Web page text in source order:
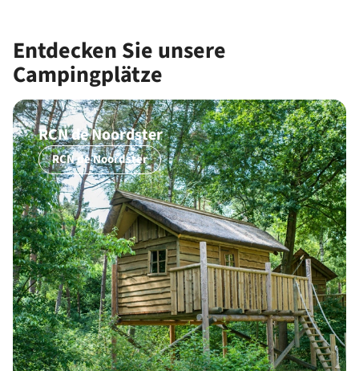
Entdecken Sie unsere
Campingplätze
RCN de Noordster
RCN de Noordster